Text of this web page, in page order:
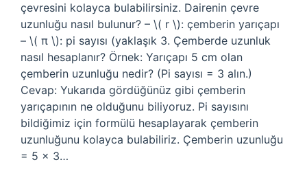
çevresini kolayca bulabilirsiniz. Dairenin çevre
uzunluğu nasıl bulunur? – \( r \): çemberin yarıçapı
– \( π \): pi sayısı (yaklaşık 3. Çemberde uzunluk
nasıl hesaplanır? Örnek: Yarıçapı 5 cm olan
çemberin uzunluğu nedir? (Pi sayısı = 3 alın.)
Cevap: Yukarıda gördüğünüz gibi çemberin
yarıçapının ne olduğunu biliyoruz. Pi sayısını
bildiğimiz için formülü hesaplayarak çemberin
uzunluğunu kolayca bulabiliriz. Çemberin uzunluğu
= 5 x 3…